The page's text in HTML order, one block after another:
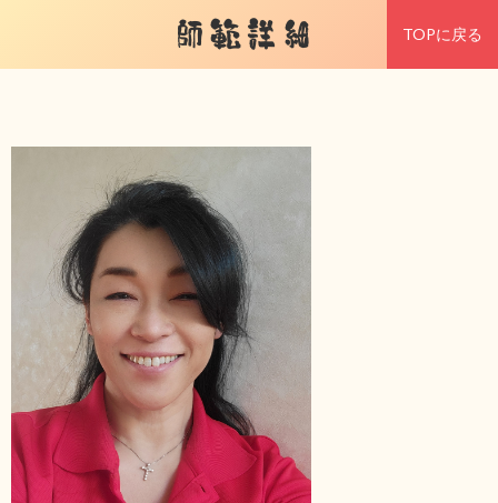
師範詳細 TOPに戻る